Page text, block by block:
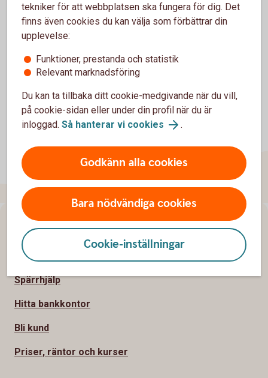
IBAN och BIC/Nationellt ID
tekniker för att webbplatsen ska fungera för dig. Det
finns även cookies du kan välja som förbättrar din
upplevelse:
Funktioner, prestanda och statistik
Relevant marknadsföring
Du kan ta tillbaka ditt cookie-medgivande när du vill,
på cookie-sidan eller under din profil när du är
inloggad. Så hanterar vi cookies .
Godkänn alla cookies
Bara nödvändiga cookies
Cookie-inställningar
Sidfot
Hitta snabbt
Kundservice
Spärrhjälp
Hitta bankkontor
Bli kund
Priser, räntor och kurser